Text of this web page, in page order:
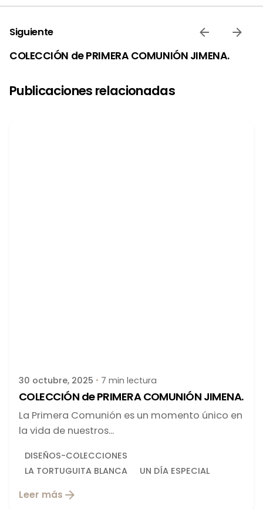
Siguiente
COLECCIÓN de PRIMERA COMUNIÓN JIMENA.
Publicaciones relacionadas
30 octubre, 2025 7 min lectura
COLECCIÓN de PRIMERA COMUNIÓN JIMENA.
La Primera Comunión es un momento único en
la vida de nuestros...
DISEÑOS-COLECCIONES
LA TORTUGUITA BLANCA
UN DÍA ESPECIAL
Leer más